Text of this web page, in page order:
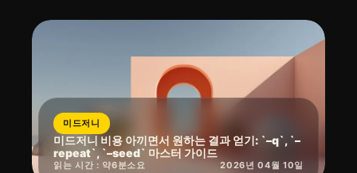
미드저니
미드저니 비용 아끼면서 원하는 결과 얻기: `–q`, `–
repeat`, `–seed` 마스터 가이드
읽는 시간 : 약6분소요 2026년 04월 10일